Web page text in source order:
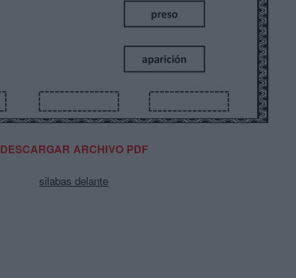
DESCARGAR ARCHIVO PDF
silabas delante